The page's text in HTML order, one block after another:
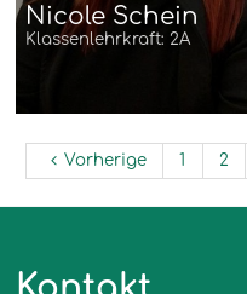
Nicole Schein
Klassenlehrkraft: 2A
Vorherige 1 2